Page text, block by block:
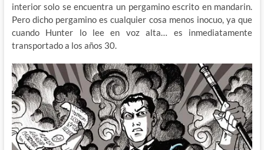
interior solo se encuentra un pergamino escrito en mandarin.
Pero dicho pergamino es cualquier cosa menos inocuo, ya que
cuando Hunter lo lee en voz alta… es inmediatamente
transportado a los años 30.